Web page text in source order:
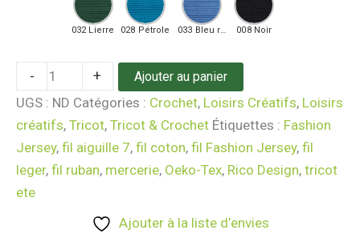
032 Lierre 028 Pétrole 033 Bleu royal008 Noir
- + Ajouter au panier
UGS : ND Catégories : Crochet, Loisirs Créatifs, Loisirs
créatifs, Tricot, Tricot & Crochet Étiquettes : Fashion
Jersey, fil aiguille 7, fil coton, fil Fashion Jersey, fil
leger, fil ruban, mercerie, Oeko-Tex, Rico Design, tricot
ete
Ajouter à la liste d’envies